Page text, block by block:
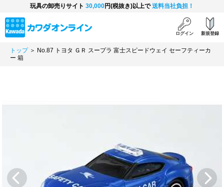
玩具の卸売りサイト 30,000円(税抜き)以上で送料当社負担！
ログイン 新規登録
トップ＞ No.87 トヨタ ＧＲ スープラ 富士スピードウェイ セーフティーカ
ー 箱